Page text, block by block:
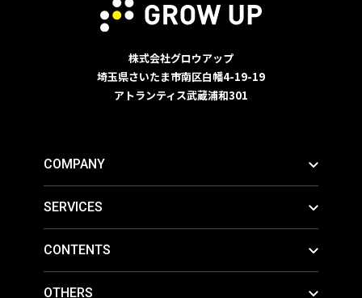
株式会社グロウアップ
埼玉県さいたま市南区白幡4-19-19
アトランティス武蔵浦和301
COMPANY
SERVICES
CONTENTS
OTHERS